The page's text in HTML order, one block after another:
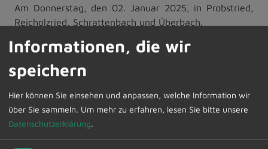
Am Donnerstag, den 02. Januar 2025, in Probstried,
Reicholzried, Schrattenbach und Überbach.
Atzenberg, Vockenthal, Kusters, Gfällmühle,
Langenzeil.
Die Abfuhrtermine können im Internet unter
www.zak-kempten.de Aktuelles, Termine, Abfuhrpläne
abgerufen werden.
Informationen, die wir
speichern
Hier können Sie einsehen und anpassen, welche Information wir
über Sie sammeln. Um mehr zu erfahren, lesen Sie bitte unsere
Datenschutzerklärung.